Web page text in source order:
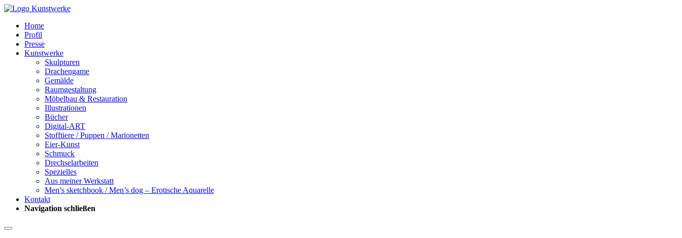
Home
Profil
Presse
Kunstwerke
Skulpturen
Drachengame
Gemälde
Raumgestaltung
Möbelbau & Restauration
Illustrationen
Bücher
Digital-ART
Stofftiere / Puppen / Marionetten
Eier-Kunst
Schmuck
Drechselarbeiten
Spezielles
Aus meiner Werkstatt
Men’s sketchbook / Men’s dog – Erotische Aquarelle
Kontakt
Navigation schließen